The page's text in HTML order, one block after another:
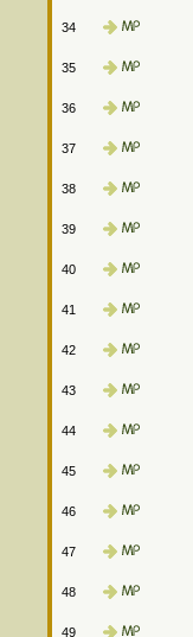
34
35
36
37
38
39
40
41
42
43
44
45
46
47
48
49